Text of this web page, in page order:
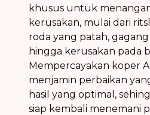
khusus untuk
kerusakan, mulai dari
roda yang patah,
hingga kerusakan pada
Mempercayakan koper
menjamin perbaikan
hasil yang optimal,
siap kembali menemani